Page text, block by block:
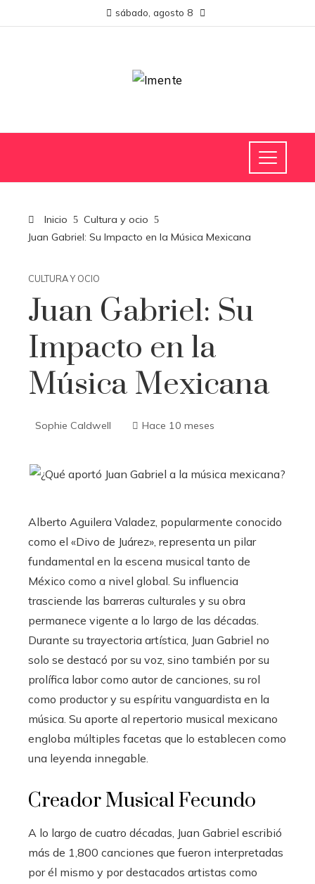
sábado, agosto 8
Inicio
Cultura y ocio
Juan Gabriel: Su Impacto en la Música Mexicana
CULTURA Y OCIO
Juan Gabriel: Su
Impacto en la
Música Mexicana
Sophie Caldwell Hace 10 meses
Alberto Aguilera Valadez, popularmente conocido
como el «Divo de Juárez», representa un pilar
fundamental en la escena musical tanto de
México como a nivel global. Su influencia
trasciende las barreras culturales y su obra
permanece vigente a lo largo de las décadas.
Durante su trayectoria artística, Juan Gabriel no
solo se destacó por su voz, sino también por su
prolífica labor como autor de canciones, su rol
como productor y su espíritu vanguardista en la
música. Su aporte al repertorio musical mexicano
engloba múltiples facetas que lo establecen como
una leyenda innegable.
Creador Musical Fecundo
A lo largo de cuatro décadas, Juan Gabriel escribió
más de 1,800 canciones que fueron interpretadas
por él mismo y por destacados artistas como